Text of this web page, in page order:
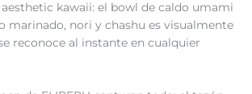
kawaii: el bowl de caldo umami
marinado, nori y chashu es visualmente
reconoce al instante en cualquier